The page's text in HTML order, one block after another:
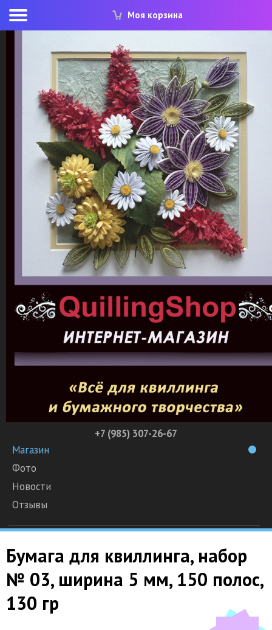
Моя корзина
+7 (985) 307-26-67
Магазин
Фото
Новости
Отзывы
Бумага для квиллинга, набор
№ 03, ширина 5 мм, 150 полос,
130 гр